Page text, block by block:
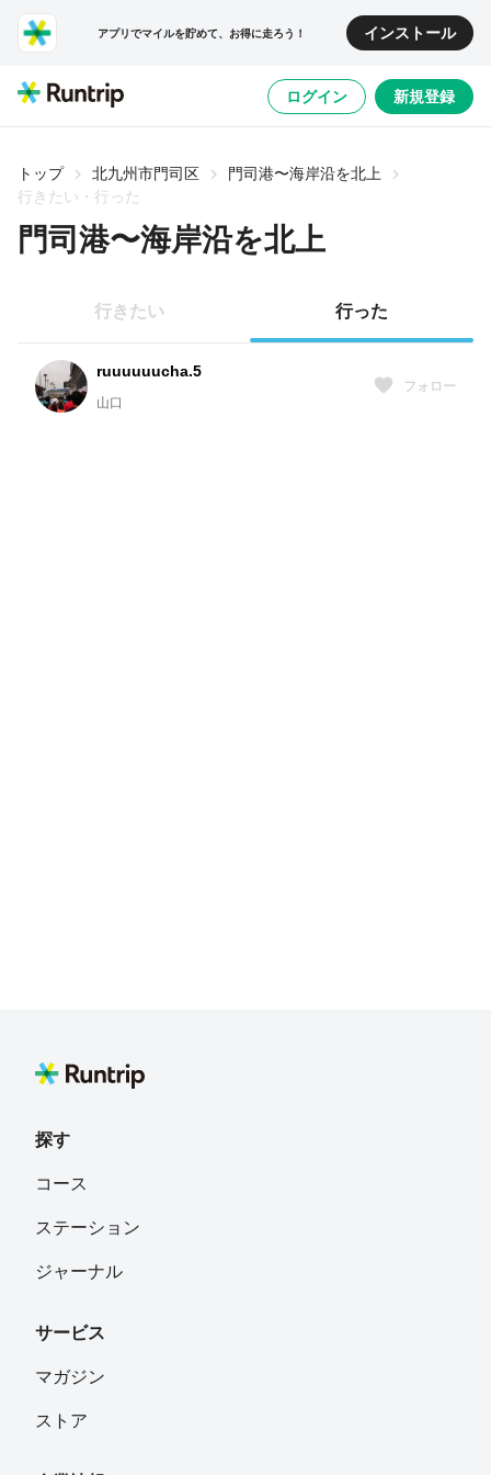
アプリでマイルを貯めて、お得に走ろう！ インストール
ログイン 新規登録
トップ 北九州市門司区
門司港〜海岸沿を北上
行きたい・行った
門司港〜海岸沿を北上
行きたい 行った
ruuuuuucha.5
山口
フォロー
探す
コース
ステーション
ジャーナル
サービス
マガジン
ストア